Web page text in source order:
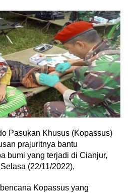
Pasukan Khusus (Kopassus)
prajuritnya bantu
bumi yang terjadi di Cianjur,
(22/11/2022),
Kopassus yang